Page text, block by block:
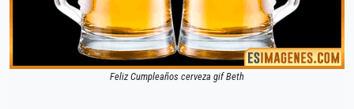
Feliz Cumpleaños cerveza gif Beth